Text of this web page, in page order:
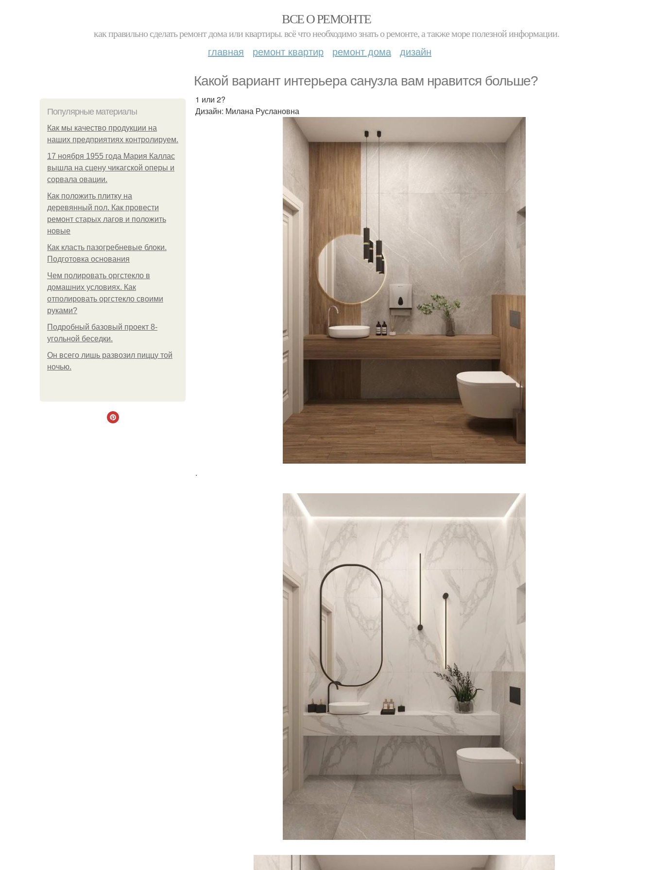
ВСЕ О РЕМОНТЕ
как правильно сделать ремонт дома или квартиры. всё что необходимо знать о ремонте, а также море полезной информации.
главная ремонт квартир ремонт дома дизайн
Какой вариант интерьера санузла вам нравится больше?
Популярные материалы
Как мы качество продукции на
наших предприятиях контролируем.
17 ноября 1955 года Мария Каллас
вышла на сцену чикагской оперы и
сорвала овации.
Как положить плитку на
деревянный пол. Как провести
ремонт старых лагов и положить
новые
Как класть пазогребневые блоки.
Подготовка основания
Чем полировать оргстекло в
домашних условиях. Как
отполировать оргстекло своими
руками?
Подробный базовый проект 8-
угольной беседки.
Он всего лишь развозил пиццу той
ночью.
1 или 2?
Дизайн: Милана Руслановна
.